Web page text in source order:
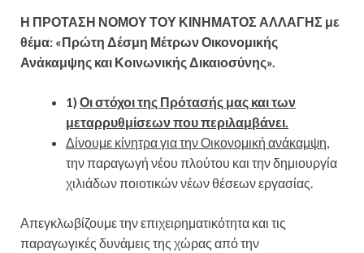
Η ΠΡΟΤΑΣΗ ΝΟΜΟΥ ΤΟΥ ΚΙΝΗΜΑΤΟΣ ΑΛΛΑΓΗΣ με
θέμα: «Πρώτη Δέσμη Μέτρων Οικονομικής
Ανάκαμψης και Κοινωνικής Δικαιοσύνης».
1) Οι στόχοι της Πρότασής μας και των
μεταρρυθμίσεων που περιλαμβάνει.
Δίνουμε κίνητρα για την Οικονομική ανάκαμψη,
την παραγωγή νέου πλούτου και την δημιουργία
χιλιάδων ποιοτικών νέων θέσεων εργασίας.
Απεγκλωβίζουμε την επιχειρηματικότητα και τις
παραγωγικές δυνάμεις της χώρας από την